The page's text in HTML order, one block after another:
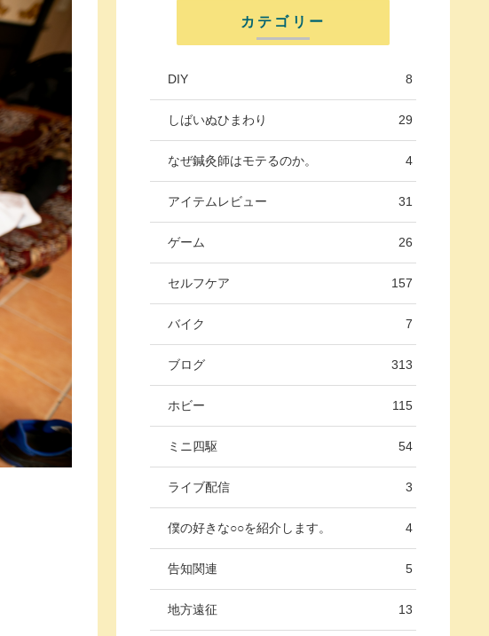
カテゴリー
DIY 8
しばいぬひまわり 29
なぜ鍼灸師はモテるのか。 4
アイテムレビュー 31
ゲーム 26
セルフケア 157
バイク 7
ブログ 313
ホビー 115
ミニ四駆 54
ライブ配信 3
僕の好きな○○を紹介します。 4
告知関連 5
地方遠征 13